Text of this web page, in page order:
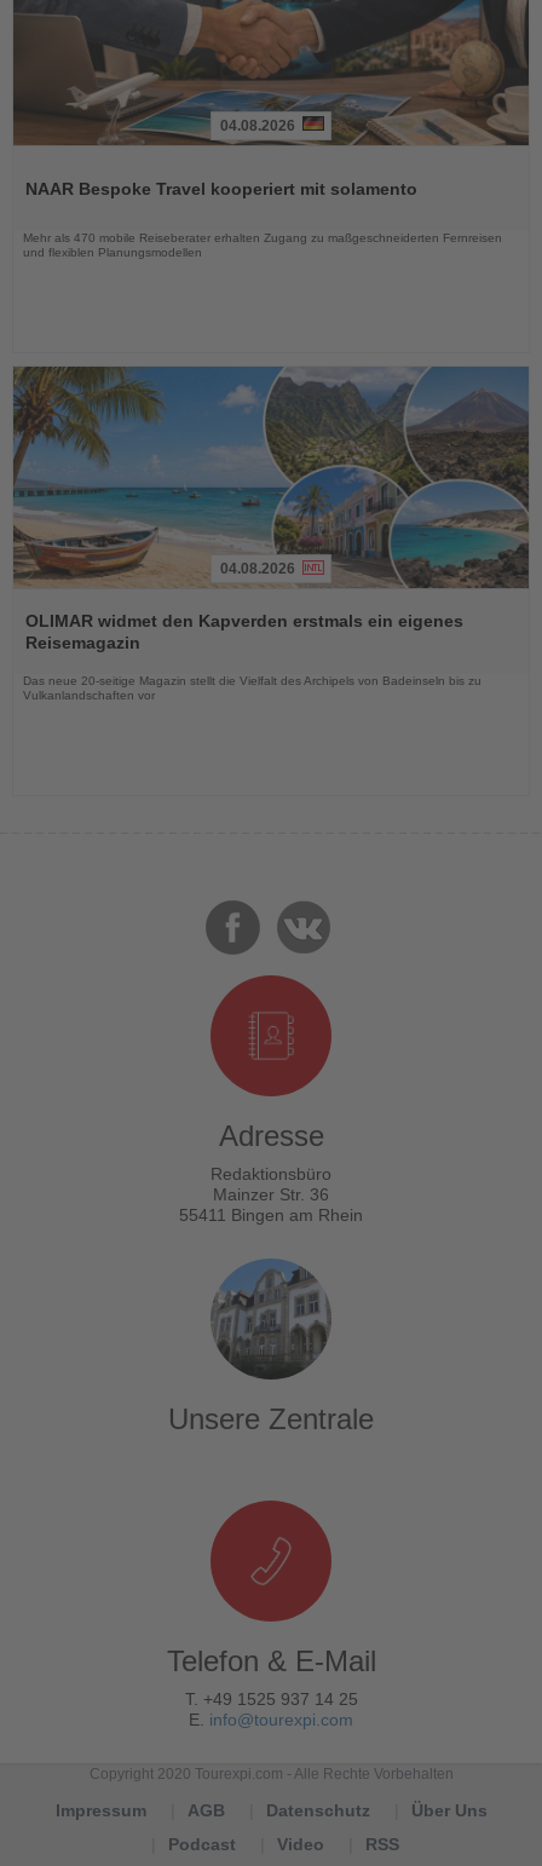
die
04.08.2026
NAAR Bespoke Travel kooperiert mit solamento
Mehr als 470 mobile Reiseberater erhalten Zugang zu maßgeschneiderten Fernreisen
und flexiblen Planungsmodellen
Sie
die
Nachrichten
04.08.2026
OLIMAR widmet den Kapverden erstmals ein eigenes
Reisemagazin
Das neue 20-seitige Magazin stellt die Vielfalt des Archipels von Badeinseln bis zu
Vulkanlandschaften vor
Adresse
Redaktionsbüro
Mainzer Str. 36
55411 Bingen am Rhein
Unsere Zentrale
Telefon & E-Mail
T. +49 1525 937 14 25
E. info@tourexpi.com
Copyright 2020 Tourexpi.com - Alle Rechte Vorbehalten
Impressum AGB Datenschutz
Über Uns
Podcast
Video RSS